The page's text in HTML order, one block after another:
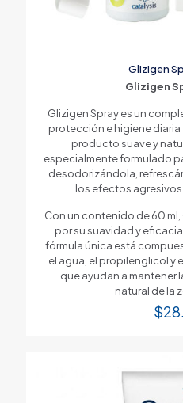
Glizigen
Glizigen
Glizigen Spray es un
protección e higiene diaria
producto suave y
especialmente formulado
desodorizándola,
los efectos
Con un contenido de 60
por su suavidad y
fórmula única está
el agua, el propilenglicol y
que ayudan a mantener
natural de la
$